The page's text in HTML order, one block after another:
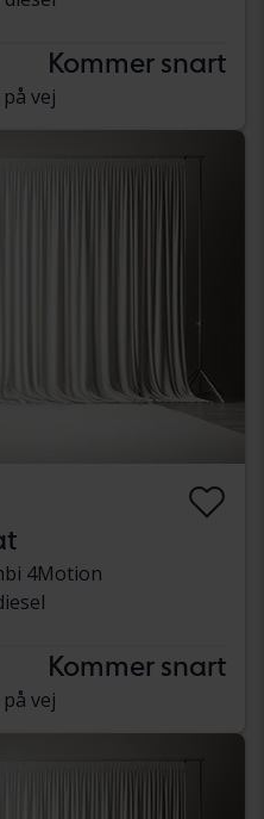
Kommer snart
vej
4Motion
Kommer snart
vej